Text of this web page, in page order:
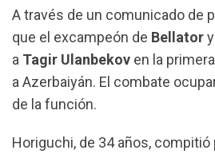
o
o
k
A
p
p
r
a
m
A través de un comunicado de
que el excampeón de Bellatory
a Tagir Ulanbekov en la
a Azerbaiyán. El combate
de la función.
Horiguchi, de 34 años, compitió